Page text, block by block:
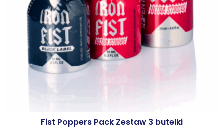
Fist Poppers Pack Zestaw 3 butelki